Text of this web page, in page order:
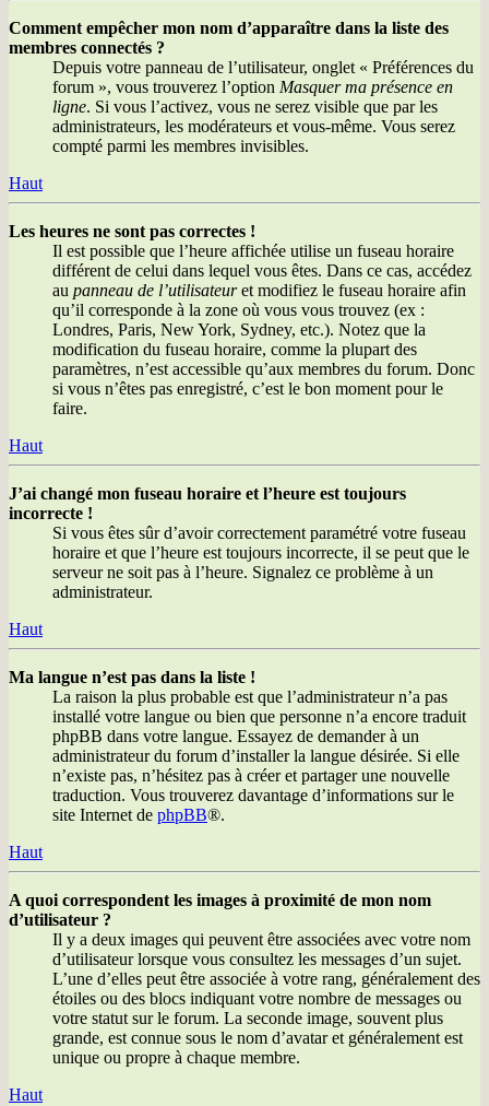
Comment empêcher mon nom d’apparaître dans la liste des
membres connectés ?
Depuis votre panneau de l’utilisateur, onglet « Préférences du
forum », vous trouverez l’option Masquer ma présence en
ligne. Si vous l’activez, vous ne serez visible que par les
administrateurs, les modérateurs et vous-même. Vous serez
compté parmi les membres invisibles.
Haut
Les heures ne sont pas correctes !
Il est possible que l’heure affichée utilise un fuseau horaire
différent de celui dans lequel vous êtes. Dans ce cas, accédez
au panneau de l’utilisateuret modifiez le fuseau horaire afin
qu’il corresponde à la zone où vous vous trouvez (ex :
Londres, Paris, New York, Sydney, etc.). Notez que la
modification du fuseau horaire, comme la plupart des
paramètres, n’est accessible qu’aux membres du forum. Donc
si vous n’êtes pas enregistré, c’est le bon moment pour le
faire.
Haut
J’ai changé mon fuseau horaire et l’heure est toujours
incorrecte !
Si vous êtes sûr d’avoir correctement paramétré votre fuseau
horaire et que l’heure est toujours incorrecte, il se peut que le
serveur ne soit pas à l’heure. Signalez ce problème à un
administrateur.
Haut
Ma langue n’est pas dans la liste !
La raison la plus probable est que l’administrateur n’a pas
installé votre langue ou bien que personne n’a encore traduit
phpBB dans votre langue. Essayez de demander à un
administrateur du forum d’installer la langue désirée. Si elle
n’existe pas, n’hésitez pas à créer et partager une nouvelle
traduction. Vous trouverez davantage d’informations sur le
site Internet de phpBB®.
Haut
A quoi correspondent les images à proximité de mon nom
d’utilisateur ?
Il y a deux images qui peuvent être associées avec votre nom
d’utilisateur lorsque vous consultez les messages d’un sujet.
L’une d’elles peut être associée à votre rang, généralement des
étoiles ou des blocs indiquant votre nombre de messages ou
votre statut sur le forum. La seconde image, souvent plus
grande, est connue sous le nom d’avatar et généralement est
unique ou propre à chaque membre.
Haut